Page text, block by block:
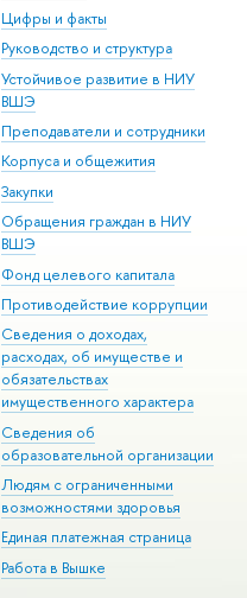
Цифры и факты
Руководство и структура
Устойчивое развитие в НИУ
ВШЭ
Преподаватели и сотрудники
Корпуса и общежития
Закупки
Обращения граждан в НИУ
ВШЭ
Фонд целевого капитала
Противодействие коррупции
Сведения о доходах,
расходах, об имуществе и
обязательствах
имущественного характера
Сведения об
образовательной организации
Людям с ограниченными
возможностями здоровья
Единая платежная страница
Работа в Вышке